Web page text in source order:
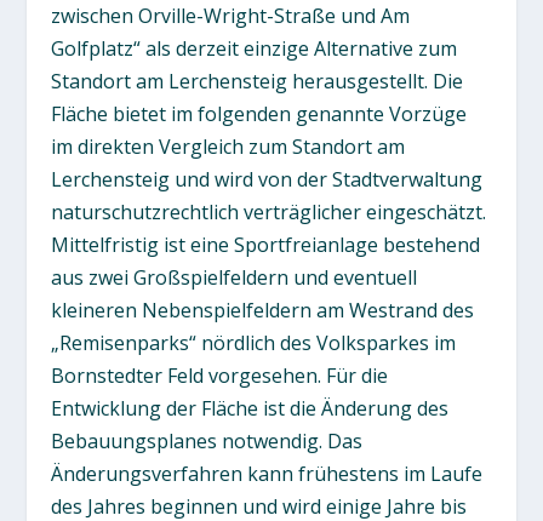
zwischen Orville-Wright-Straße und Am
Golfplatz“ als derzeit einzige Alternative zum
Standort am Lerchensteig herausgestellt. Die
Fläche bietet im folgenden genannte Vorzüge
im direkten Vergleich zum Standort am
Lerchensteig und wird von der Stadtverwaltung
naturschutzrechtlich verträglicher eingeschätzt.
Mittelfristig ist eine Sportfreianlage bestehend
aus zwei Großspielfeldern und eventuell
kleineren Nebenspielfeldern am Westrand des
„Remisenparks“ nördlich des Volksparkes im
Bornstedter Feld vorgesehen. Für die
Entwicklung der Fläche ist die Änderung des
Bebauungsplanes notwendig. Das
Änderungsverfahren kann frühestens im Laufe
des Jahres beginnen und wird einige Jahre bis